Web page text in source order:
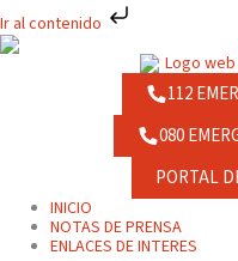
Ir al contenido
al
contenido
112
080
PORTAL
INICIO
NOTAS DE PRENSA
ENLACES DE INTERES